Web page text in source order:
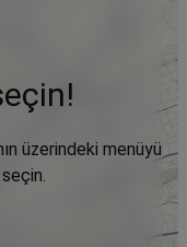
üzerindeki menüyü